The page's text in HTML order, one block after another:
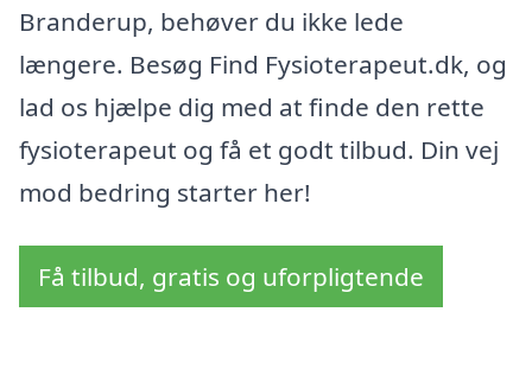
Branderup, behøver du ikke lede
længere. Besøg Find Fysioterapeut.dk, og
lad os hjælpe dig med at finde den rette
fysioterapeut og få et godt tilbud. Din vej
mod bedring starter her!
Få tilbud, gratis og uforpligtende